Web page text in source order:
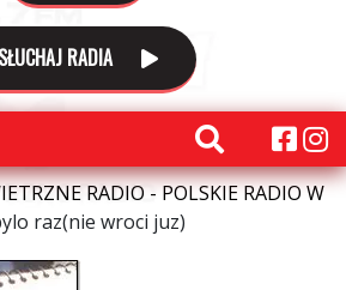
SŁUCHAJ RADIA
RADIO - POLSKIE RADIO W
raz(nie wroci juz)